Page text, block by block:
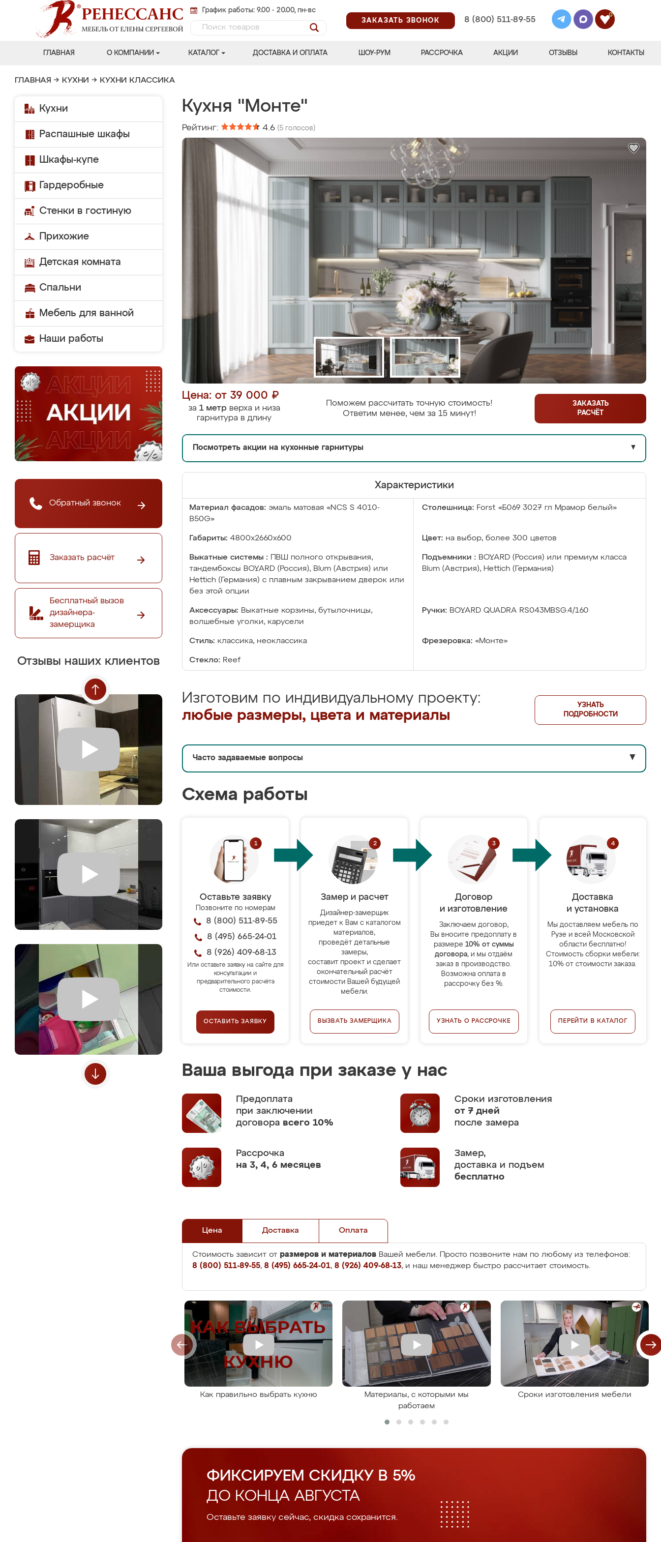
График работы: 9.00 - 20.00, пн-вс
ЗАКАЗАТЬ ЗВОНОК
8 (800) 511-89-55
0
ГЛАВНАЯ О КОМПАНИИ КАТАЛОГ ДОСТАВКА И ОПЛАТА ШОУ-РУМ РАССРОЧКА АКЦИИ ОТЗЫВЫ КОНТАКТЫ
ГЛАВНАЯ → КУХНИ → КУХНИ КЛАССИКА
Кухни
Распашные шкафы
Шкафы-купе
Гардеробные
Стенки в гостиную
Прихожие
Детская комната
Спальни
Мебель для ванной
Наши работы
Обратный звонок
Заказать расчёт
Бесплатный вызов
дизайнера-
замерщика
Отзывы наших клиентов
Кухня "Монте"
Рейтинг: 4.6 (5 голосов)
Цена: от 39 000 ₽
за 1 метрверха и низа
гарнитура в длину
Поможем рассчитать точную стоимость!
Ответим менее, чем за 15 минут!
ЗАКАЗАТЬ
РАСЧЁТ
Посмотреть акции на кухонные гарнитуры ▼
Характеристики
Материал фасадов: эмаль матовая «NCS S 4010-
B50G»
Столешница: Forst «Б069 3027 гл Мрамор белый»
Габариты: 4800х2660х600 Цвет: на выбор, более 300 цветов
Выкатные системы :
ПВШ полного открывания,
тандембоксы BOYARD (Россия), Blum (Австрия) или
Hettich (Германия) с плавным закрыванием дверок или
без этой опции
Подъемники : BOYARD (Россия) или премиум класса
Blum (Австрия), Hettich (Германия)
Аксессуары: Выкатные корзины, бутылочницы,
волшебные уголки, карусели
Ручки: BOYARD QUADRA RS043MBSG.4/160
Стиль: классика, неоклассика Фрезеровка: «Монте»
Стекло: Reef
Изготовим по индивидуальному проекту:
любые размеры, цвета и материалы
УЗНАТЬ
ПОДРОБНОСТИ
Часто задаваемые вопросы ▼
Схема работы
Оставьте заявку
Позвоните по номерам
8 (800) 511-89-55
8 (495) 665-24-01
8 (926) 409-68-13
Или оставьте заявку на сайте для
консультации и
предварительного расчёта
стоимости.
ОСТАВИТЬ ЗАЯВКУ
Замер и расчет
Дизайнер-замерщик
приедет к Вам с каталогом
материалов,
проведёт детальные
замеры,
составит проект и сделает
окончательный расчёт
стоимости Вашей будущей
мебели.
ВЫЗВАТЬ ЗАМЕРЩИКА
Договор
и изготовление
Заключаем договор,
Вы вносите предоплату в
размере 10% от суммы
договора, и мы отдаём
заказ в производство.
Возможна оплата в
рассрочку без %.
УЗНАТЬ О РАССРОЧКЕ
Доставка
и установка
Мы доставляем мебель по
Рузе и всей Московской
области бесплатно!
Стоимость сборки мебели:
10% от стоимости заказа.
ПЕРЕЙТИ В КАТАЛОГ
Ваша выгода при заказе у нас
Предоплата
при заключении
договора всего 10%
Сроки изготовления
от 7 дней
после замера
Рассрочка
на 3, 4, 6 месяцев
Замер,
доставка и подъем
бесплатно
Цена Доставка Оплата
Стоимость зависит от размеров и материалов Вашей мебели. Просто позвоните нам по любому из телефонов:
8 (800) 511-89-55, 8 (495) 665-24-01, 8 (926) 409-68-13, и наш менеджер быстро рассчитает стоимость.
Как правильно выбрать кухню
Материалы, с которыми мы
работаем
Сроки изготовления мебели
ФИКСИРУЕМ СКИДКУ В 5%
ДО КОНЦА АВГУСТА
Оставьте заявку сейчас, скидка сохранится.